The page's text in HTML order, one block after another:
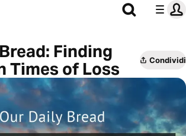
Finding
Times of Loss
Condividi